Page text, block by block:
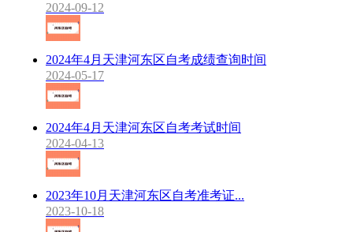
2024-09-12
2024年4月天津河东区自考成绩查询时间
2024-05-17
2024年4月天津河东区自考考试时间
2024-04-13
2023年10月天津河东区自考准考证...
2023-10-18